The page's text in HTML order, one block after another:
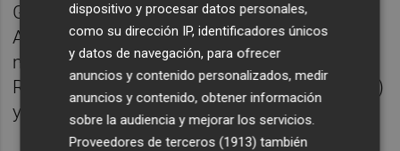
Gabriel Palmero (Mellot, m.46); Maikel Mesa,
Aarón Martín, Álex Cantero (César Álvarez,
m.27) (Teto, m.85), Waldo Rubio (Ángel
Rodríguez, m.78); Padilla (Luismi Cruz, m.46)
y Diarra.
dispositivo y procesar datos personales,
como su dirección IP, identificadores únicos
y datos de navegación, para ofrecer
anuncios y contenido personalizados, medir
anuncios y contenido, obtener información
sobre la audiencia y mejorar los servicios.
Proveedores de terceros (1913) también